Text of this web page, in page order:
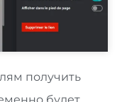
получить